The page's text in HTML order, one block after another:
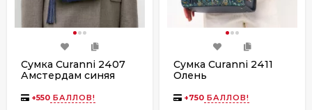
Сумка Curanni 2407
Амстердам синяя
+550 БАЛЛОВ!
Сумка Curanni 2411
Олень
+750 БАЛЛОВ!